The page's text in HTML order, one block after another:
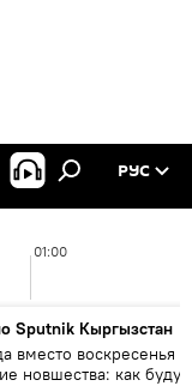
РУС
01:00
Sputnik Кыргызстан
вместо воскресенья и
новшества: как будут